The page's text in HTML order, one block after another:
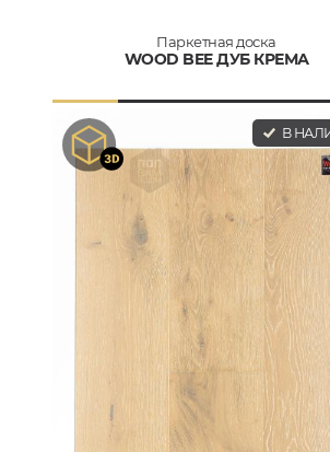
Паркетная доска
WOOD BEE ДУБ КРЕМА
В